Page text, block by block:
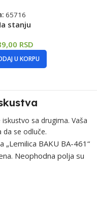
65716
stanju
RSD
U KORPU
sa drugima. Vaša
se odluče.
BAKU BA-461“
Neophodna polja su